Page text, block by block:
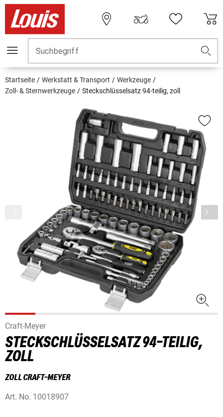
Suchbegriff
Startseite Werkstatt & Transport
Werkzeuge
Zoll- & Sternwerkzeuge
Steckschlüsselsatz 94-teilig, zoll
Craft-Meyer
STECKSCHLÜSSELSATZ 94-TEILIG,
ZOLL
ZOLL CRAFT-MEYER
Art. No. 10018907